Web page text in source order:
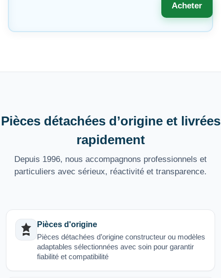
Acheter
Pièces détachées d’origine et livrées
rapidement
Depuis 1996, nous accompagnons professionnels et
particuliers avec sérieux, réactivité et transparence.
Pièces d'origine
Pièces détachées d’origine constructeur ou modèles
adaptables sélectionnées avec soin pour garantir
fiabilité et compatibilité